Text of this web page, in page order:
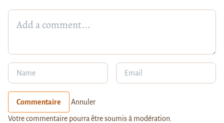
Commentaire Annuler
Votre commentaire pourra être soumis à modération.